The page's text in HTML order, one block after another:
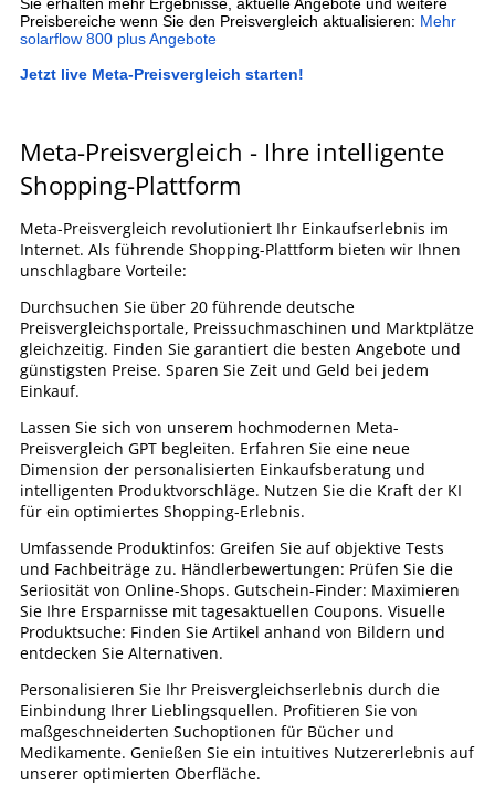
Preisbereiche wenn Sie den Preisvergleich aktualisieren: Mehr
solarflow 800 plus Angebote
Jetzt live Meta-Preisvergleich starten!
Meta-Preisvergleich - Ihre intelligente
Shopping-Plattform
Meta-Preisvergleich revolutioniert Ihr Einkaufserlebnis im
Internet. Als führende Shopping-Plattform bieten wir Ihnen
unschlagbare Vorteile:
Durchsuchen Sie über 20 führende deutsche
Preisvergleichsportale, Preissuchmaschinen und Marktplätze
gleichzeitig. Finden Sie garantiert die besten Angebote und
günstigsten Preise. Sparen Sie Zeit und Geld bei jedem
Einkauf.
Lassen Sie sich von unserem hochmodernen Meta-
Preisvergleich GPT begleiten. Erfahren Sie eine neue
Dimension der personalisierten Einkaufsberatung und
intelligenten Produktvorschläge. Nutzen Sie die Kraft der KI
für ein optimiertes Shopping-Erlebnis.
Umfassende Produktinfos: Greifen Sie auf objektive Tests
und Fachbeiträge zu. Händlerbewertungen: Prüfen Sie die
Seriosität von Online-Shops. Gutschein-Finder: Maximieren
Sie Ihre Ersparnisse mit tagesaktuellen Coupons. Visuelle
Produktsuche: Finden Sie Artikel anhand von Bildern und
entdecken Sie Alternativen.
Personalisieren Sie Ihr Preisvergleichserlebnis durch die
Einbindung Ihrer Lieblingsquellen. Profitieren Sie von
maßgeschneiderten Suchoptionen für Bücher und
Medikamente. Genießen Sie ein intuitives Nutzererlebnis auf
unserer optimierten Oberfläche.